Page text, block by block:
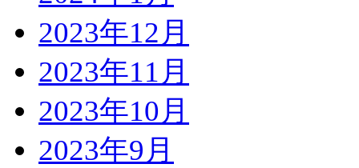
2023年12月
2023年11月
2023年10月
2023年9月